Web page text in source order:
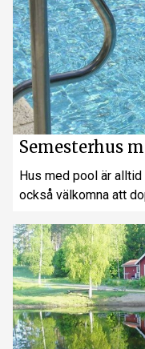
Semesterhus
Hus med pool är alltid
också välkomna att